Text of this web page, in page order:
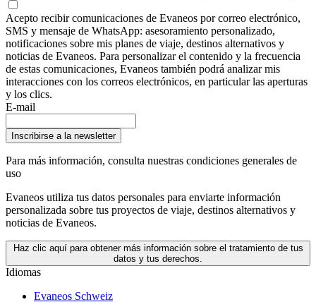
Acepto recibir comunicaciones de Evaneos por correo electrónico,
SMS y mensaje de WhatsApp: asesoramiento personalizado,
notificaciones sobre mis planes de viaje, destinos alternativos y
noticias de Evaneos. Para personalizar el contenido y la frecuencia
de estas comunicaciones, Evaneos también podrá analizar mis
interacciones con los correos electrónicos, en particular las aperturas
y los clics.
E-mail
Inscribirse a la newsletter
Para más información, consulta nuestras condiciones generales de
uso
Evaneos utiliza tus datos personales para enviarte información
personalizada sobre tus proyectos de viaje, destinos alternativos y
noticias de Evaneos.
Haz clic aquí para obtener más información sobre el tratamiento de tus
datos y tus derechos.
Idiomas
Evaneos Schweiz